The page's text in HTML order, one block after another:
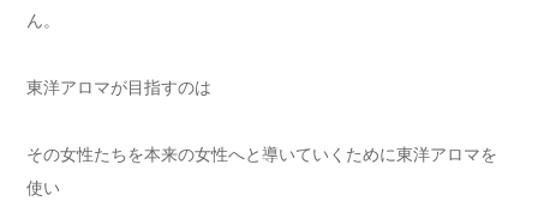
ん。
東洋アロマが目指すのは
その女性たちを本来の女性へと導いていくために東洋アロマを
使い